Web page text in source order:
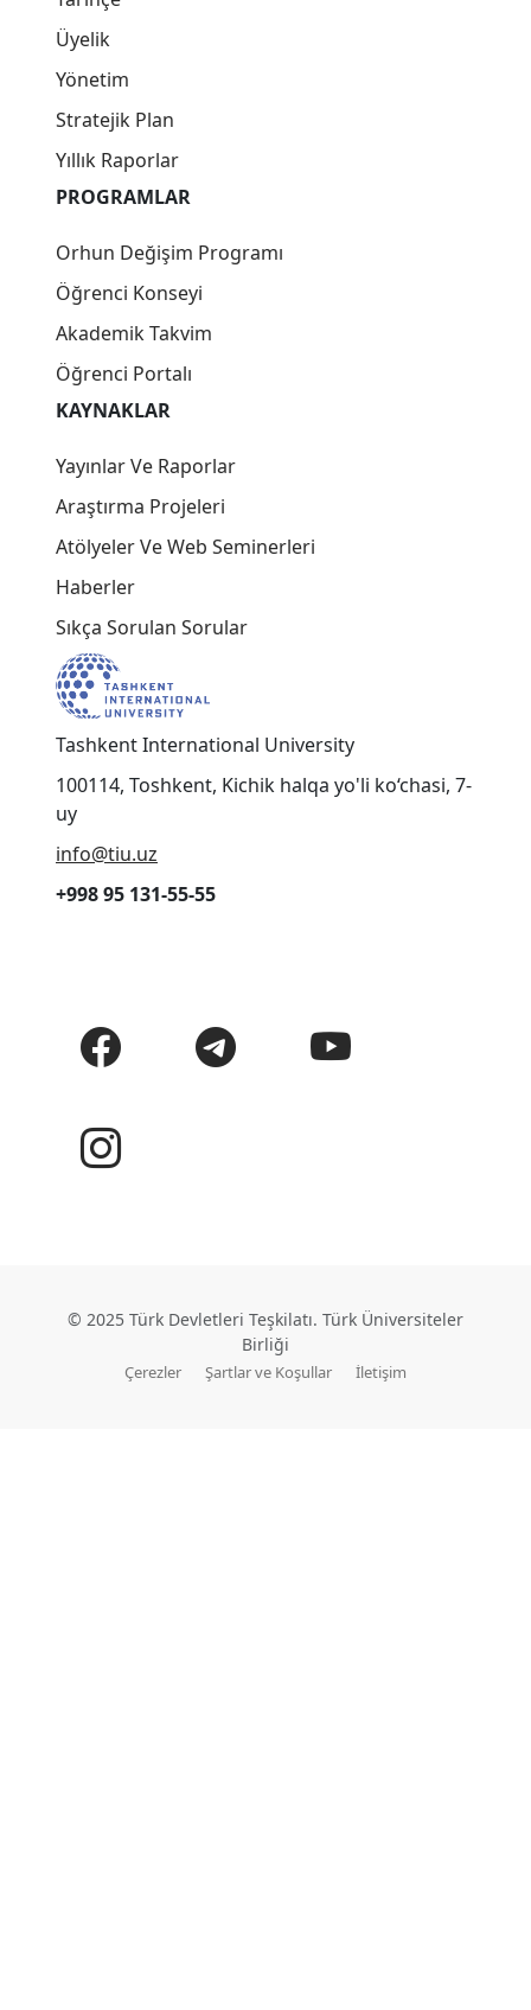
Üyelik
Yönetim
Stratejik Plan
Yıllık Raporlar
PROGRAMLAR
Orhun Değişim Programı
Öğrenci Konseyi
Akademik Takvim
Öğrenci Portalı
KAYNAKLAR
Yayınlar Ve Raporlar
Araştırma Projeleri
Atölyeler Ve Web Seminerleri
Haberler
Sıkça Sorulan Sorular
Tashkent International University
100114, Toshkent, Kichik halqa yo'li ko‘chasi, 7-
uy
info@tiu.uz
+998 95 131-55-55
© 2025 Türk Devletleri Teşkilatı. Türk Üniversiteler
Birliği
Çerezler Şartlar ve Koşullar İletişim